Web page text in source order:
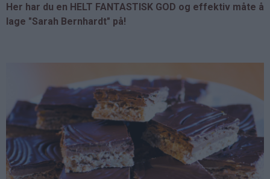
Her har du en HELT FANTASTISK GOD og effektiv måte å
lage "Sarah Bernhardt" på!